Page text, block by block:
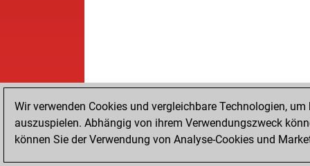
Wir verwenden Cookies und vergleichbare Technologien,
auszuspielen. Abhängig von ihrem Verwendungszweck
können Sie der Verwendung von Analyse-Cookies und